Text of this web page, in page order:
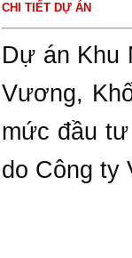
CHI TIẾT DỰ ÁN
Dự án Khu
Vương,
mức đầu
do Công ty